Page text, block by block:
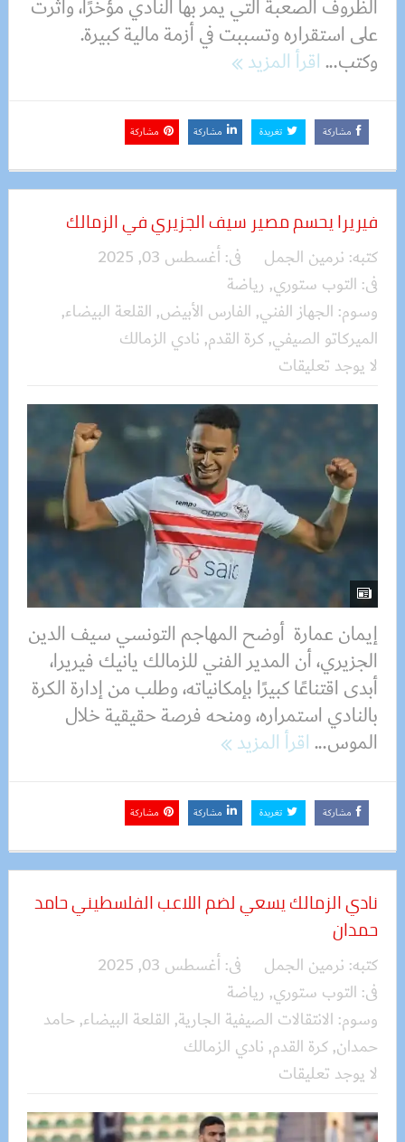
الظروف الصعبة التي يمر بها النادي مؤخرًا، وأثرت
على استقراره وتسببت في أزمة مالية كبيرة.
وكتب...اقرأ المزيد
مشاركة تغريدة مشاركة مشاركة
فيريرا يحسم مصير سيف الجزيري في الزمالك
كتبه: نرمين الجمل فى:أغسطس 03, 2025
فى: التوب ستوري, رياضة
وسوم: الجهاز الفني, الفارس الأبيض, القلعة البيضاء,
الميركاتو الصيفي,كرة القدم, نادي الزمالك
لا يوجد تعليقات
إيمان عمارة أوضح المهاجم التونسي سيف الدين
الجزيري، أن المدير الفني للزمالك يانيك فيريرا،
أبدى اقتناعًا كبيرًا بإمكانياته، وطلب من إدارة الكرة
بالنادي استمراره، ومنحه فرصة حقيقية خلال
الموس...اقرأ المزيد
مشاركة تغريدة مشاركة مشاركة
نادي الزمالك يسعي لضم اللاعب الفلسطيني حامد
حمدان
كتبه: نرمين الجمل فى:أغسطس 03, 2025
فى: التوب ستوري, رياضة
وسوم: الانتقالات الصيفية الجارية, القلعة البيضاء, حامد
حمدان,كرة القدم, نادي الزمالك
لا يوجد تعليقات